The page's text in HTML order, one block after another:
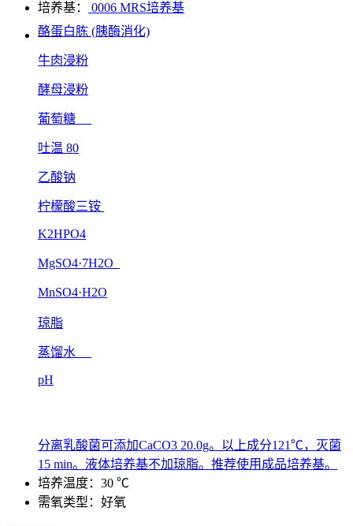
培养基：
0006 MRS培养基
酪蛋白胨 (胰酶消化)
牛肉浸粉
酵母浸粉
葡萄糖
吐温 80
乙酸钠
柠檬酸三铵
K2HPO4
MgSO4·7H2O
MnSO4·H2O
琼脂
蒸馏水
pH
分离乳酸菌可添加CaCO3 20.0g。以上成分121℃，灭菌
15 min。液体培养基不加琼脂。推荐使用成品培养基。
培养温度：30 ℃
需氧类型：好氧